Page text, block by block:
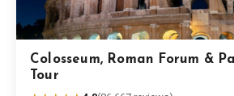
Colosseum, Roman Forum &
Tour